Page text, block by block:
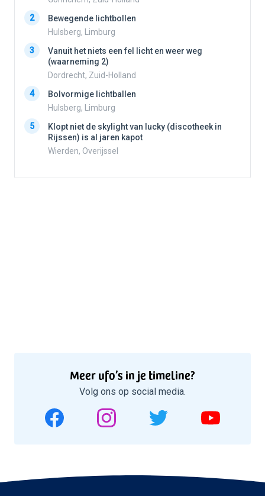
2
Bewegende lichtbollen
Hulsberg, Limburg
3
Vanuit het niets een fel licht en weer weg
(waarneming 2)
Dordrecht, Zuid-Holland
4
Bolvormige lichtballen
Hulsberg, Limburg
5
Klopt niet de skylight van lucky (discotheek in
Rijssen) is al jaren kapot
Wierden, Overijssel
Meer ufo’s in je timeline?
Volg ons op social media.